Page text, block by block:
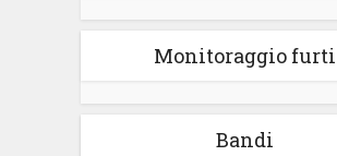
Monitoraggio furti
Bandi